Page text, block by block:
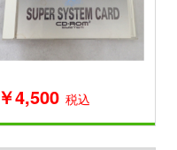
￥4,500 税込